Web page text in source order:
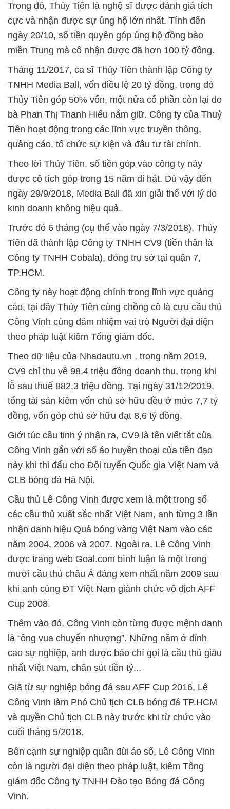
Trong đó, Thủy Tiên là nghệ sĩ được đánh giá tích
cực và nhận được sự ủng hộ lớn nhất. Tính đến
ngày 20/10, số tiền quyên góp ủng hộ đồng bào
miền Trung mà cô nhận được đã hơn 100 tỷ đồng.
Tháng 11/2017, ca sĩ Thủy Tiên thành lập Công ty
TNHH Media Ball, vốn điều lệ 20 tỷ đồng, trong đó
Thủy Tiên góp 50% vốn, một nửa cổ phần còn lại do
bà Phan Thị Thanh Hiếu nắm giữ. Công ty của Thuỷ
Tiên hoạt động trong các lĩnh vực truyền thông,
quảng cáo, tổ chức sự kiện và đầu tư tài chính.
Theo lời Thủy Tiên, số tiền góp vào công ty này
được cô tích góp trong 15 năm đi hát. Dù vậy đến
ngày 29/9/2018, Media Ball đã xin giải thể với lý do
kinh doanh không hiệu quả.
Trước đó 6 tháng (cụ thể vào ngày 7/3/2018), Thủy
Tiên đã thành lập Công ty TNHH CV9 (tiền thân là
Công ty TNHH Cobala), đóng trụ sở tại quận 7,
TP.HCM.
Công ty này hoạt động chính trong lĩnh vực quảng
cáo, tại đây Thủy Tiên cùng chồng cô là cựu cầu thủ
Công Vinh cùng đảm nhiệm vai trò Người đại diện
theo pháp luật kiêm Tổng giám đốc.
Theo dữ liệu của Nhadautu.vn , trong năm 2019,
CV9 chỉ thu về 98,4 triệu đồng doanh thu, trong khi
lỗ sau thuế 882,3 triệu đồng. Tại ngày 31/12/2019,
tổng tài sản kiêm vốn chủ sở hữu đều ở mức 7,7 tỷ
đồng, vốn góp chủ sở hữu đạt 8,6 tỷ đồng.
Giới túc cầu tinh ý nhận ra, CV9 là tên viết tắt của
Công Vinh gắn với số áo huyền thoại của tiền đạo
này khi thi đấu cho Đội tuyển Quốc gia Việt Nam và
CLB bóng đá Hà Nội.
Cầu thủ Lê Công Vinh được xem là một trong số
các cầu thủ xuất sắc nhất Việt Nam, anh từng 3 lần
nhận danh hiệu Quả bóng vàng Việt Nam vào các
năm 2004, 2006 và 2007. Ngoài ra, Lê Công Vinh
được trang web Goal.com bình luận là một trong
mười cầu thủ châu Á đáng xem nhất năm 2009 sau
khi anh cùng ĐT Việt Nam giành chức vô địch AFF
Cup 2008.
Thêm vào đó, Công Vinh còn từng được mệnh danh
là “ông vua chuyển nhượng”. Những năm ở đỉnh
cao sự nghiệp, anh được báo chí gọi là cầu thủ giàu
nhất Việt Nam, chân sút tiền tỷ...
Giã từ sự nghiệp bóng đá sau AFF Cup 2016, Lê
Công Vinh làm Phó Chủ tịch CLB bóng đá TP.HCM
và quyền Chủ tịch CLB này trước khi từ chức vào
cuối tháng 5/2018.
Bên cạnh sự nghiệp quần đùi áo số, Lê Công Vinh
còn là người đại diện theo pháp luật, kiêm Tổng
giám đốc Công ty TNHH Đào tạo Bóng đá Công
Vinh.